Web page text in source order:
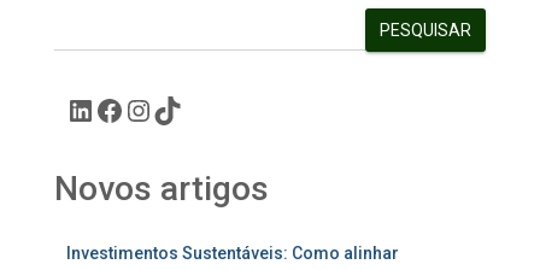
PESQUISAR
Novos artigos
Investimentos Sustentáveis: Como alinhar